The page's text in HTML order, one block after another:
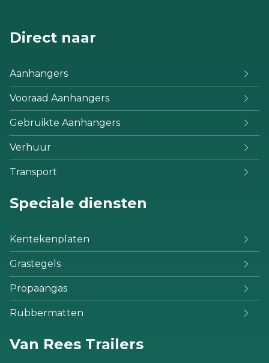
Direct naar
Aanhangers
Vooraad Aanhangers
Gebruikte Aanhangers
Verhuur
Transport
Speciale diensten
Kentekenplaten
Grastegels
Propaangas
Rubbermatten
Van Rees Trailers